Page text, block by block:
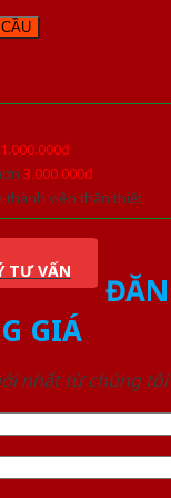
1.000.000đ
3.000.000đ
thành viên thân thiết
TƯ VẤN
GIÁ
nhất từ chúng tôi